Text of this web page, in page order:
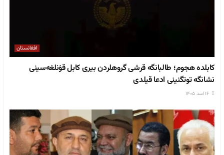
افغانستان
کابلده هجوم؛ طالبانگه قرشی گروهلردن بیری کابل قۉنلغه‌سینی
نشانگه توتگنینی ادعا قیلدی